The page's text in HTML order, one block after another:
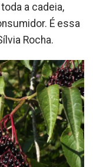
a cadeia,
É essa
Rocha.